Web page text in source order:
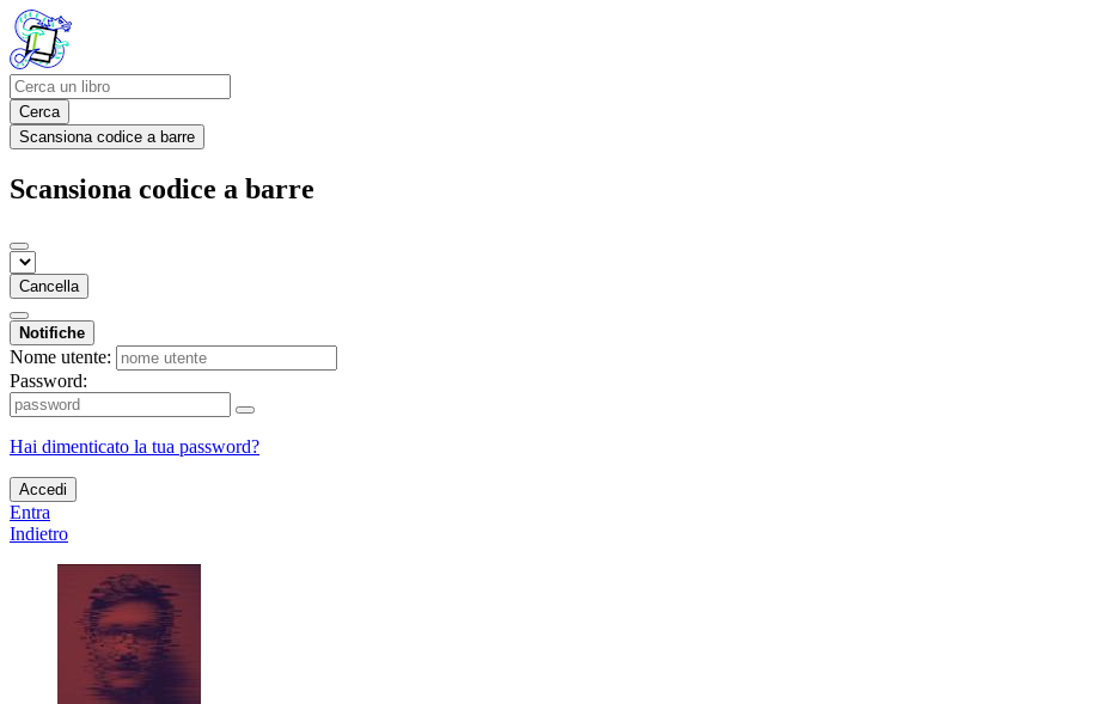
Cerca
Scansiona codice a barre
Scansiona codice a barre
Cancella
Notifiche
Nome utente:
Password:
Hai dimenticato la tua password?
Accedi
Entra
Indietro